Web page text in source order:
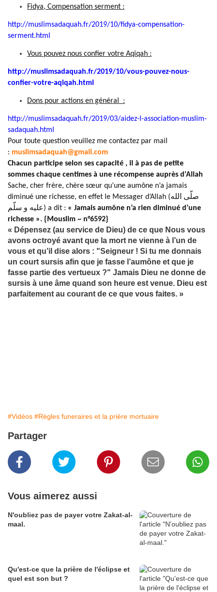
Fidya, Compensation serment :
http://muslimsadaquah.fr/2019/10/fidya-compensation-
serment.html
Vous pouvez nous confier votre Aqiqah :
http://muslimsadaquah.fr/2019/10/vous-pouvez-nous-
confier-votre-aqiqah.html
Dons pour actions en général :
http://muslimsadaquah.fr/2019/03/aidez-l-association-muslim-
sadaquah.html
Pour toute question veuillez me contactez par mail
: muslimsadaquah@gmail.com
Chacun participe selon ses capacité , il à pas de petite
sommes chaque centimes à une récompense auprès d'Allah
Sache, cher frère, chère sœur qu’une aumône n’a jamais
diminué une richesse, en effet le Messager d’Allah (صلّى الله
عليه و سلّم) a dit : « Jamais aumône n’a rien diminué d’une
richesse ». {Mouslim ~ n°6592}
« Dépensez (au service de Dieu) de ce que Nous vous
avons octroyé avant que la mort ne vienne à l’un de
vous et qu’il dise alors : "Seigneur ! Si tu me donnais
un court sursis afin que je fasse l’aumône et que je
fasse partie des vertueux ?" Jamais Dieu ne donne de
sursis à une âme quand son heure est venue. Dieu est
parfaitement au courant de ce que vous faites. »
#Vidéos #Règles funeraires et la prière mortuaire
Partager
Vous aimerez aussi
N'oubliez pas de payer votre Zakat-al-
maal.
Qu'est-ce que la prière de l'éclipse et
quel est son but ?